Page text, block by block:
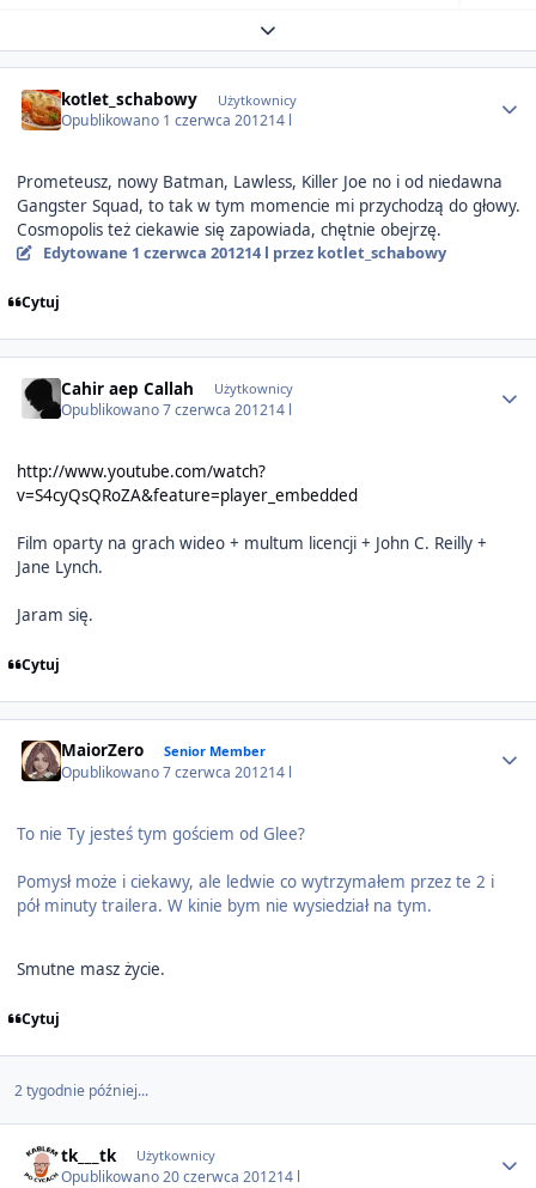
Expand topic overview
kotlet_schabowy Użytkownicy
Opublikowano 1 czerwca 201214 l
Prometeusz, nowy Batman, Lawless, Killer Joe no i od niedawna
Gangster Squad, to tak w tym momencie mi przychodzą do głowy.
Cosmopolis też ciekawie się zapowiada, chętnie obejrzę.
Edytowane 1 czerwca 201214 l przez kotlet_schabowy
Cytuj
Cahir aep Callah Użytkownicy
Opublikowano7 czerwca 201214 l
http://www.youtube.com/watch?
v=S4cyQsQRoZA&feature=player_embedded
Film oparty na grach wideo + multum licencji + John C. Reilly +
Jane Lynch.
Jaram się.
Cytuj
MaiorZero Senior Member
Opublikowano7 czerwca 201214 l
To nie Ty jesteś tym gościem od Glee?
Pomysł może i ciekawy, ale ledwie co wytrzymałem przez te 2 i
pół minuty trailera. W kinie bym nie wysiedział na tym.
Smutne masz życie.
Cytuj
2 tygodnie później...
tk___tk Użytkownicy
Opublikowano20 czerwca 201214 l